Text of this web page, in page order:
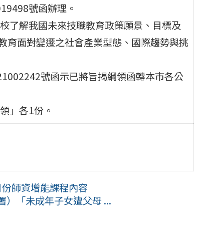
號函辦理。
了解我國未來技職教育政策願景、目標及
育面對變遷之社會產業型態、國際趨勢與挑
號函示已將旨揭綱領函轉本市各公
」各1份。
師資增能課程內容
）「未成年子女遭父母 ...